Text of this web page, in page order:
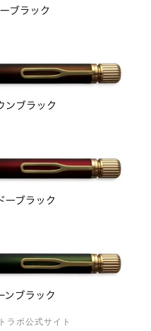
ラボ公式サイト